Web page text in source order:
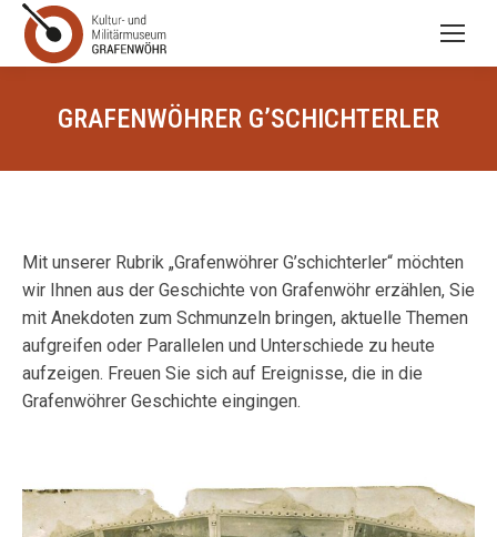
GRAFENWÖHRER G’SCHICHTERLER
Mit unserer Rubrik „Grafenwöhrer G’schichterler“ möchten
wir Ihnen aus der Geschichte von Grafenwöhr erzählen, Sie
mit Anekdoten zum Schmunzeln bringen, aktuelle Themen
aufgreifen oder Parallelen und Unterschiede zu heute
aufzeigen. Freuen Sie sich auf Ereignisse, die in die
Grafenwöhrer Geschichte eingingen.